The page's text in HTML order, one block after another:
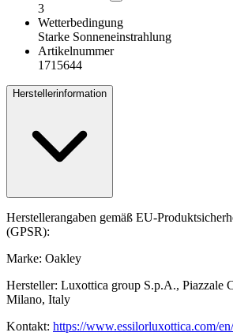
3
Wetterbedingung
Starke Sonneneinstrahlung
Artikelnummer
1715644
Herstellerinformation
Herstellerangaben gemäß EU-
(GPSR):
Marke: Oakley
Hersteller: Luxottica group S.p.A., Piazzale
Milano, Italy
Kontakt: https://www.essilorluxottica.com/